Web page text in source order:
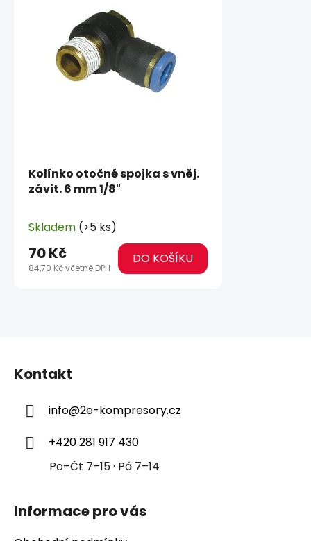
Kolínko otočné spojka s vněj.
závit. 6 mm 1/8"
Skladem (>5 ks)
84,70 Kč včetně DPH
70 Kč DO KOŠÍKU
Kontakt
info@2e-kompresory.cz
+420 281 917 430
Po–Čt 7–15 · Pá 7–14
Informace pro vás